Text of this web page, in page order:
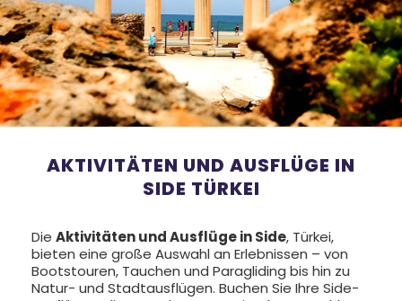
AKTIVITÄTEN UND AUSFLÜGE IN
SIDE TÜRKEI
Die Aktivitäten und Ausflüge in Side, Türkei,
bieten eine große Auswahl an Erlebnissen – von
Bootstouren, Tauchen und Paragliding bis hin zu
Natur- und Stadtausflügen. Buchen Sie Ihre Side-